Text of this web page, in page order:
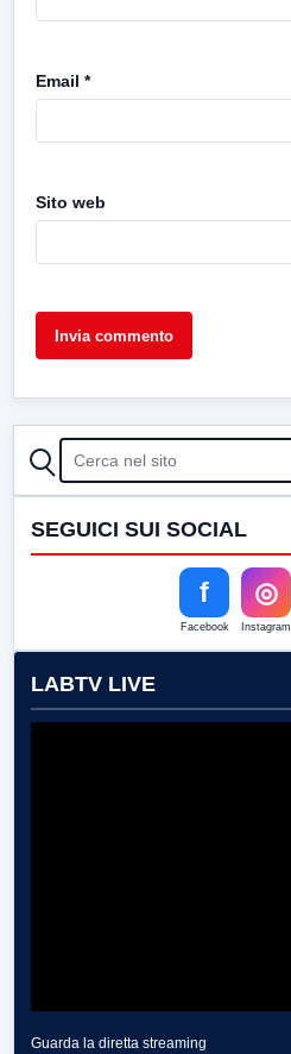
Email *
Sito web
CERCA
SEGUICI SUI SOCIAL
f
Facebook
◎
Instagram
LABTV LIVE
Guarda la diretta streaming